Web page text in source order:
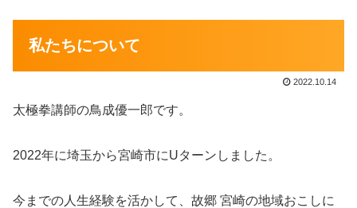
私たちについて
2022.10.14
太極拳講師の鳥成優一郎です。
2022年に埼玉から宮崎市にUターンしました。
今までの人生経験を活かして、故郷 宮崎の地域おこしに